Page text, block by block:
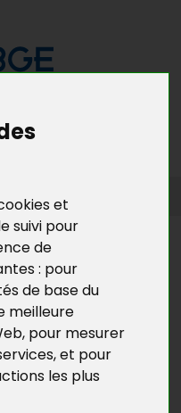
et
suivi pour
de
: pour
de base du
meilleure
, pour mesurer
,et pour
les plus
YVELINES
15ÈME
DES
DEPUIS
Talents